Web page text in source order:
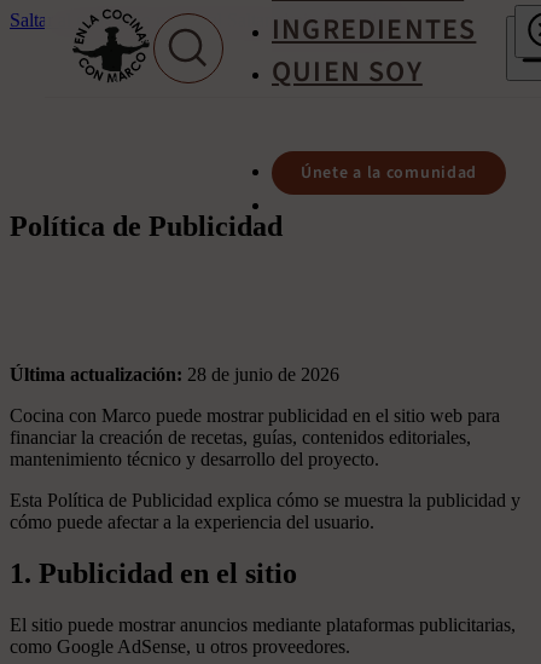
Saltar al contenido principal Saltar al pie de página
INGREDIENTES
QUIEN SOY
Únete a la comunidad
Política de Publicidad
Última actualización: 28 de junio de 2026
Cocina con Marco puede mostrar publicidad en el sitio web para
financiar la creación de recetas, guías, contenidos editoriales,
mantenimiento técnico y desarrollo del proyecto.
Esta Política de Publicidad explica cómo se muestra la publicidad y
cómo puede afectar a la experiencia del usuario.
1. Publicidad en el sitio
El sitio puede mostrar anuncios mediante plataformas publicitarias,
como Google AdSense, u otros proveedores.